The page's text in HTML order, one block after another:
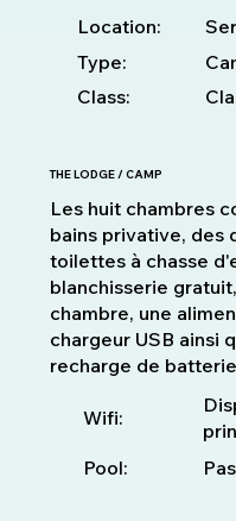
Location:
Type:
Class:
THE LODGE / CAMP
Les huit chambres
bains privative, des
toilettes à chasse
blanchisserie
chambre, une
chargeur USB ainsi
recharge de
Wifi:
Pool: